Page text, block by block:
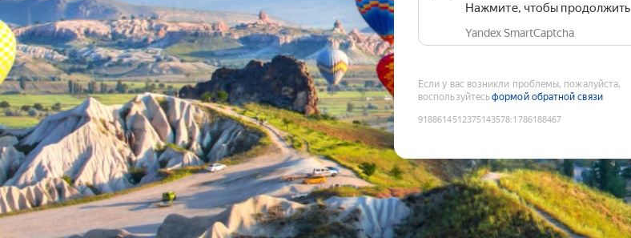
Нажмите, чтобы продолжить
Yandex SmartCaptcha
Если у вас возникли проблемы, пожалуйста,
воспользуйтесьформой обратной связи
9188614512375143578:1786188467